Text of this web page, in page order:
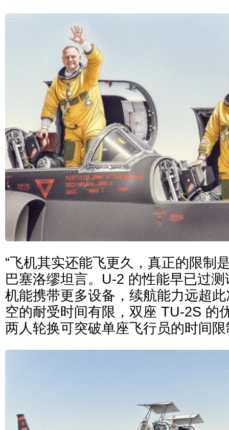
“飞机其实还能飞更久，真正的限制
巴塞洛缪坦言。U-2 的性能早已过
机能携带更多设备，续航能力远超
空的耐受时间有限，双座 TU-2S
两人轮换可突破单座飞行员的时间